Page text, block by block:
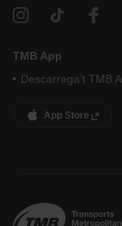
TMB App
Descarrega’t TMB
App Store